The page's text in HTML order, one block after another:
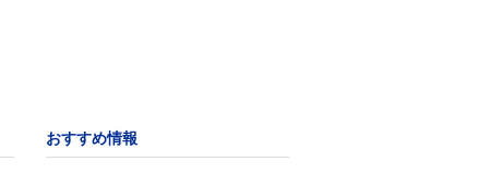
おすすめ情報